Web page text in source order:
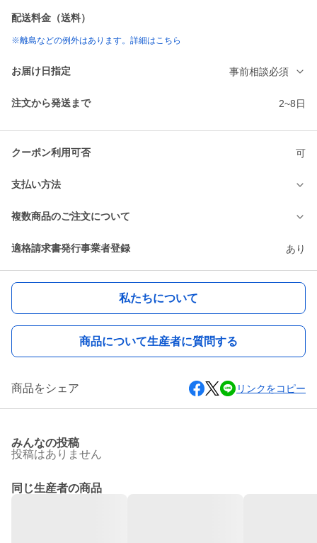
配送料金（送料）
※離島などの例外はあります。詳細はこちら
お届け日指定 事前相談必須
注文から発送まで 2~8日
クーポン利用可否 可
支払い方法
複数商品のご注文について
適格請求書発行事業者登録 あり
私たちについて
商品について生産者に質問する
商品をシェア リンクをコピー
みんなの投稿
投稿はありません
同じ生産者の商品